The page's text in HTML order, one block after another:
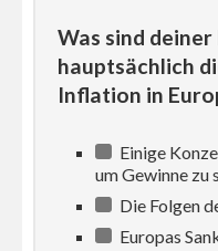
Was sind
hauptsächlich
Inflation in
Einige
um Gewinne zu
Die Folgen
Europas